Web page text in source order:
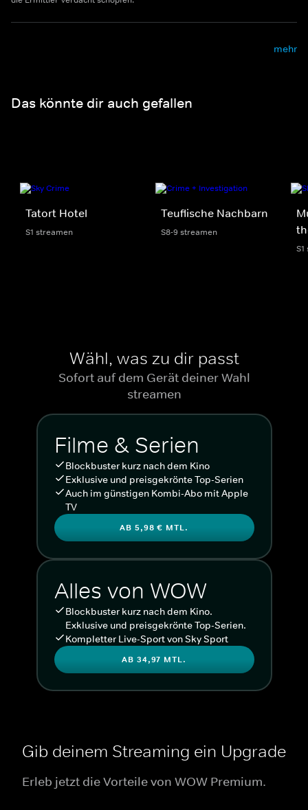
mehr
Das könnte dir auch gefallen
Tatort Hotel
S1 streamen
Teuflische Nachbarn
S8-9 streamen
Wähl, was zu dir passt
Sofort auf dem Gerät deiner Wahl
streamen
Filme & Serien
Blockbuster kurz nach dem Kino
Exklusive und preisgekrönte Top-Serien
Auch im günstigen Kombi-Abo mit Apple
TV
AB 5,98 € MTL.
Alles von WOW
Blockbuster kurz nach dem Kino.
Exklusive und preisgekrönte Top-Serien.
Kompletter Live-Sport von Sky Sport
AB 34,97 MTL.
Gib deinem Streaming ein Upgrade
Erleb jetzt die Vorteile von WOW Premium.